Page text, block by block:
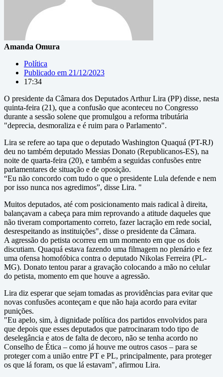
Amanda Omura
Política
Publicado em 21/12/2023
17:34
O presidente da Câmara dos Deputados Arthur Lira (PP) disse, nesta
quinta-feira (21), que a confusão que aconteceu no Congresso
durante a sessão solene que promulgou a reforma tributária
"deprecia, desmoraliza e é ruim para o Parlamento".
Lira se refere ao tapa que o deputado Washington Quaquá (PT-RJ)
deu no também deputado Messias Donato (Republicanos-ES), na
noite de quarta-feira (20), e também a seguidas confusões entre
parlamentares de situação e de oposição.
“Eu não concordo com tudo o que o presidente Lula defende e nem
por isso nunca nos agredimos”, disse Lira. "
Muitos deputados, até com posicionamento mais radical à direita,
balançavam a cabeça para mim reprovando a atitude daqueles que
não tiveram comportamento correto, fazer lacração em rede social,
desrespeitando as instituições", disse o presidente da Câmara.
A agressão do petista ocorreu em um momento em que os dois
discutiam. Quaquá estava fazendo uma filmagem no plenário e fez
uma ofensa homofóbica contra o deputado Nikolas Ferreira (PL-
MG). Donato tentou parar a gravação colocando a mão no celular
do petista, momento em que houve a agressão.
Lira diz esperar que sejam tomadas as providências para evitar que
novas confusões aconteçam e que não haja acordo para evitar
punições.
"Eu apelo, sim, à dignidade política dos partidos envolvidos para
que depois que esses deputados que patrocinaram todo tipo de
deselegância e atos de falta de decoro, não se tenha acordo no
Conselho de Ética – como já houve me outros casos – para se
proteger com a união entre PT e PL, principalmente, para proteger
os que lá foram, os que lá estavam", afirmou Lira.